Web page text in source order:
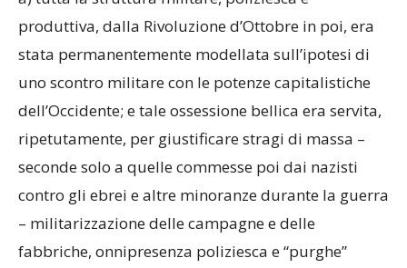
produttiva, dalla Rivoluzione d’Ottobre in poi, era
stata permanentemente modellata sull’ipotesi di
uno scontro militare con le potenze capitalistiche
dell’Occidente; e tale ossessione bellica era servita,
ripetutamente, per giustificare stragi di massa –
seconde solo a quelle commesse poi dai nazisti
contro gli ebrei e altre minoranze durante la guerra
– militarizzazione delle campagne e delle
fabbriche, onnipresenza poliziesca e “purghe”